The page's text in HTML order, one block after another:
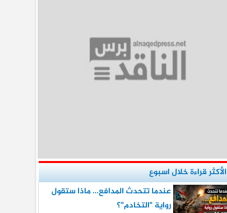
الأكثر قراءة خلال اسبوع
عندما تتحدث المدافع... ماذا ستقول
رواية "التخادم"؟